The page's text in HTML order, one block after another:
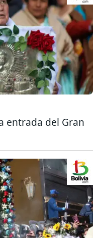
entrada del Gran